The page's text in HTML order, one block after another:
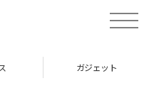
toggle
ガジェット